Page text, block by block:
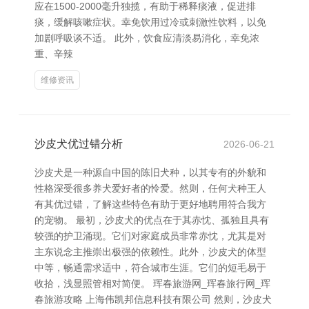
应在1500-2000毫升独揽，有助于稀释痰液，促进排
痰，缓解咳嗽症状。幸免饮用过冷或刺激性饮料，以免
加剧呼吸谈不适。 此外，饮食应清淡易消化，幸免浓
重、辛辣
维修资讯
沙皮犬优过错分析 2026-06-21
沙皮犬是一种源自中国的陈旧犬种，以其专有的外貌和
性格深受很多养犬爱好者的怜爱。然则，任何犬种王人
有其优过错，了解这些特色有助于更好地聘用符合我方
的宠物。 最初，沙皮犬的优点在于其赤忱、孤独且具有
较强的护卫涌现。它们对家庭成员非常赤忱，尤其是对
主东说念主推崇出极强的依赖性。此外，沙皮犬的体型
中等，畅通需求适中，符合城市生涯。它们的短毛易于
收拾，浅显照管相对简便。 珲春旅游网_珲春旅行网_珲
春旅游攻略 上海伟凯邦信息科技有限公司 然则，沙皮犬